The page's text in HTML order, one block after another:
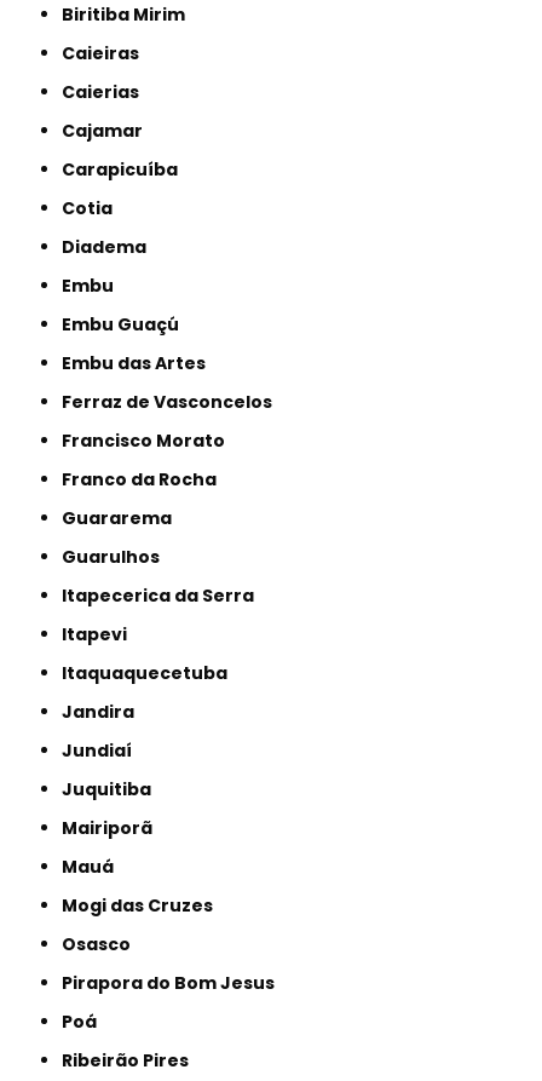
Biritiba Mirim
Caieiras
Caierias
Cajamar
Carapicuíba
Cotia
Diadema
Embu
Embu Guaçú
Embu das Artes
Ferraz de Vasconcelos
Francisco Morato
Franco da Rocha
Guararema
Guarulhos
Itapecerica da Serra
Itapevi
Itaquaquecetuba
Jandira
Jundiaí
Juquitiba
Mairiporã
Mauá
Mogi das Cruzes
Osasco
Pirapora do Bom Jesus
Poá
Ribeirão Pires